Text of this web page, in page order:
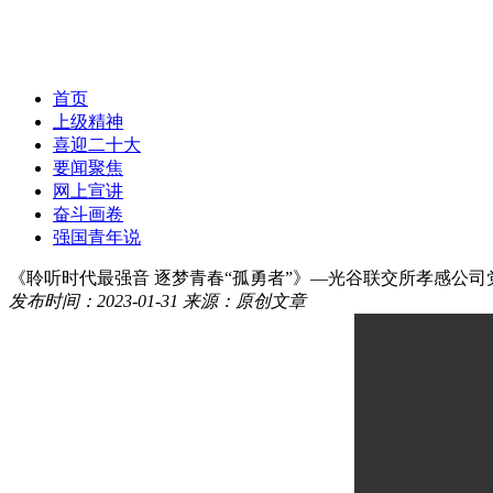
首页
上级精神
喜迎二十大
要闻聚焦
网上宣讲
奋斗画卷
强国青年说
《聆听时代最强音 逐梦青春“孤勇者”》—光谷联交所孝感公司
发布时间：2023-01-31 来源：原创文章